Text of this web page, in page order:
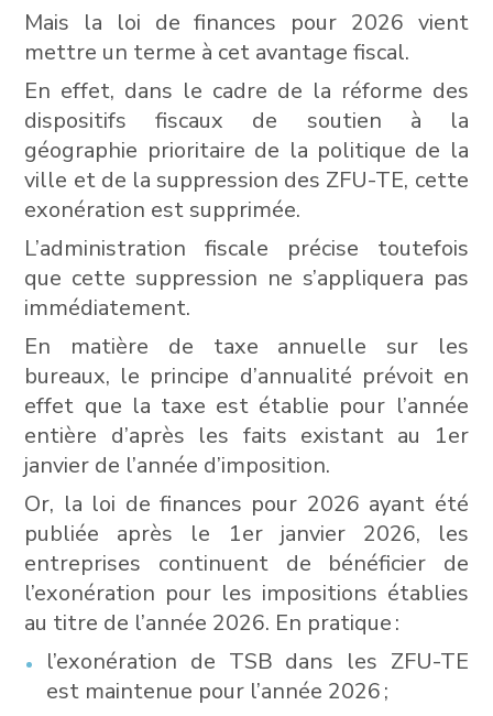
Mais la loi de finances pour 2026 vient
mettre un terme à cet avantage fiscal.
En effet, dans le cadre de la réforme des
dispositifs fiscaux de soutien à la
géographie prioritaire de la politique de la
ville et de la suppression des ZFU-TE, cette
exonération est supprimée.
L’administration fiscale précise toutefois
que cette suppression ne s’appliquera pas
immédiatement.
En matière de taxe annuelle sur les
bureaux, le principe d’annualité prévoit en
effet que la taxe est établie pour l’année
entière d’après les faits existant au 1er
janvier de l’année d’imposition.
Or, la loi de finances pour 2026 ayant été
publiée après le 1er janvier 2026, les
entreprises continuent de bénéficier de
l’exonération pour les impositions établies
au titre de l’année 2026. En pratique :
l’exonération de TSB dans les ZFU-TE
est maintenue pour l’année 2026 ;